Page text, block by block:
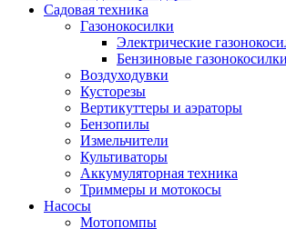
Садовая техника
Газонокосилки
Электрические
Бензиновые газонокосилки
Воздуходувки
Кусторезы
Вертикуттеры и аэраторы
Бензопилы
Измельчители
Культиваторы
Аккумуляторная техника
Триммеры и мотокосы
Насосы
Мотопомпы